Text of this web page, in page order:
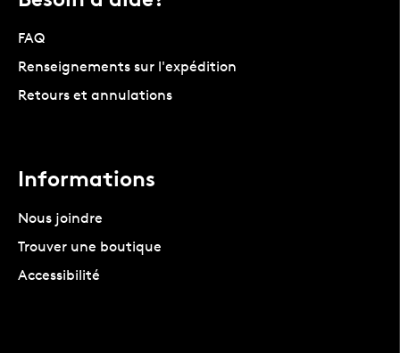
FAQ
Renseignements sur l'expédition
Retours et annulations
Informations
Nous joindre
Trouver une boutique
Accessibilité